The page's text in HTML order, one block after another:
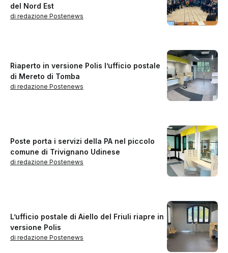
del Nord Est
di redazione Postenews
Riaperto in versione Polis l’ufficio postale
di Mereto di Tomba
di redazione Postenews
Poste porta i servizi della PA nel piccolo
comune di Trivignano Udinese
di redazione Postenews
L’ufficio postale di Aiello del Friuli riapre in
versione Polis
di redazione Postenews